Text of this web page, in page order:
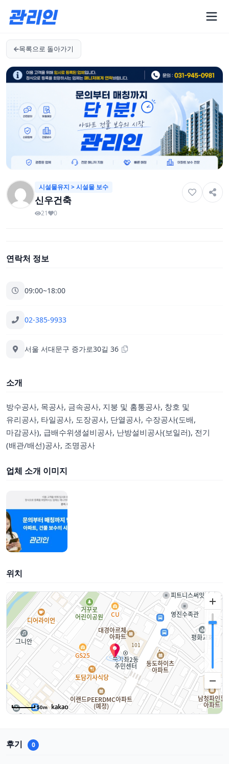
목록으로 돌아가기
시설물유지 > 시설물 보수
신우건축
21 0
연락처 정보
09:00~18:00
02-385-9933
서울 서대문구 증가로30길 36
소개
방수공사, 목공사, 금속공사, 지붕 및 홈통공사, 창호 및
유리공사, 타일공사, 도장공사, 단열공사, 수장공사(도배,
마감공사), 급배수위생설비공사, 난방설비공사(보일러), 전기
(배관/배선)공사, 조명공사
업체 소개 이미지
위치
50m
후기 0